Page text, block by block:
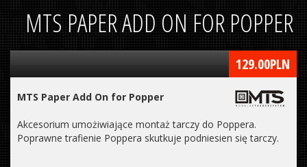
MTS PAPER ADD ON FOR POPPER
129.00PLN
MTS Paper Add On for Popper
Akcesorium umożiwiające montaż tarczy do Poppera.
Poprawne trafienie Poppera skutkuje podniesien się tarczy.